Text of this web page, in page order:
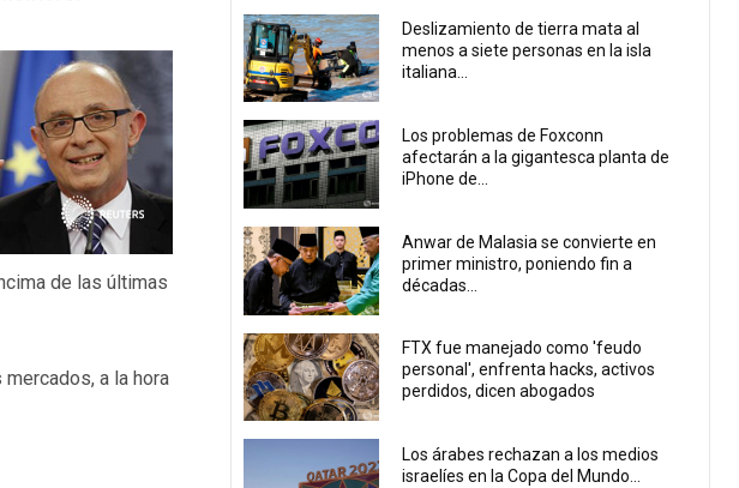
de las últimas
a la hora
Deslizamiento de tierra mata al
menos a siete personas en la isla
italiana...
Los problemas de Foxconn
afectarán a la gigantesca planta de
iPhone de...
Anwar de Malasia se convierte en
primer ministro, poniendo fin a
décadas...
FTX fue manejado como 'feudo
personal', enfrenta hacks, activos
perdidos, dicen abogados
Los árabes rechazan a los medios
israelíes en la Copa del Mundo...